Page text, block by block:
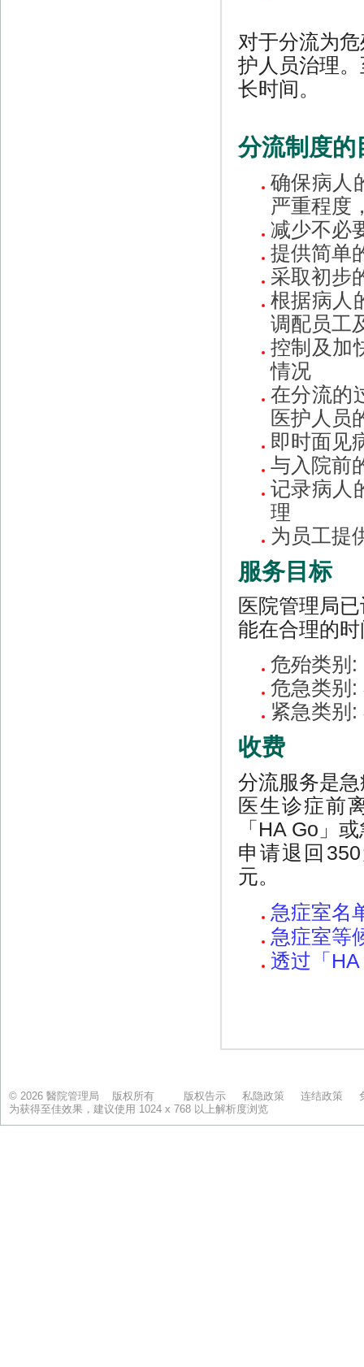
© 2026 醫院管理局 版权所有 版权告示 私隐政策 连结政策
为获得至佳效果，建议使用 1024 x 768 以上解析度浏览